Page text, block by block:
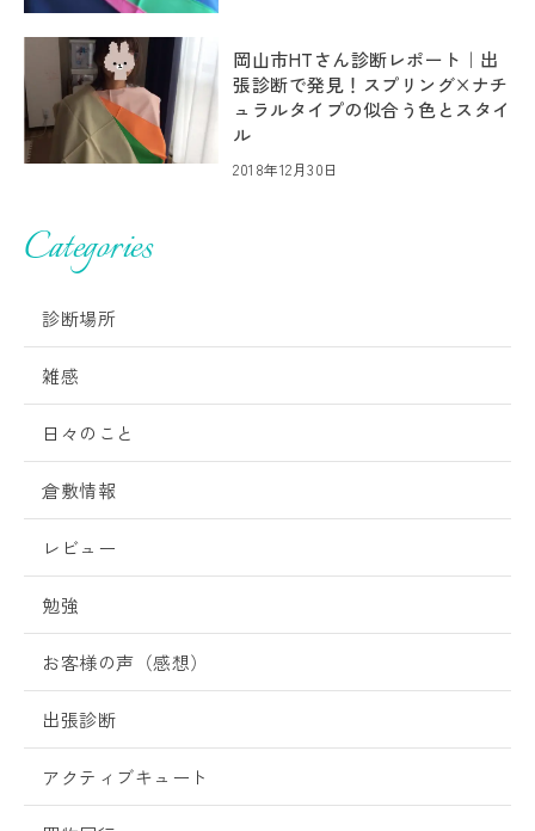
岡山市HTさん診断レポート｜出
張診断で発見！スプリング×ナチ
ュラルタイプの似合う色とスタイ
ル
2018年12月30日
Categories
診断場所
雑感
日々のこと
倉敷情報
レビュー
勉強
お客様の声（感想）
出張診断
アクティブキュート